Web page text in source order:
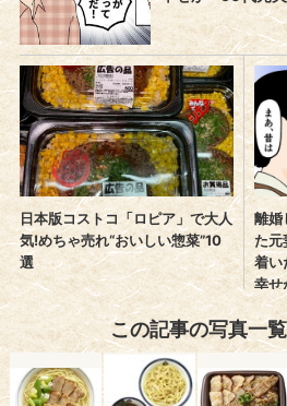
この記事の写真一